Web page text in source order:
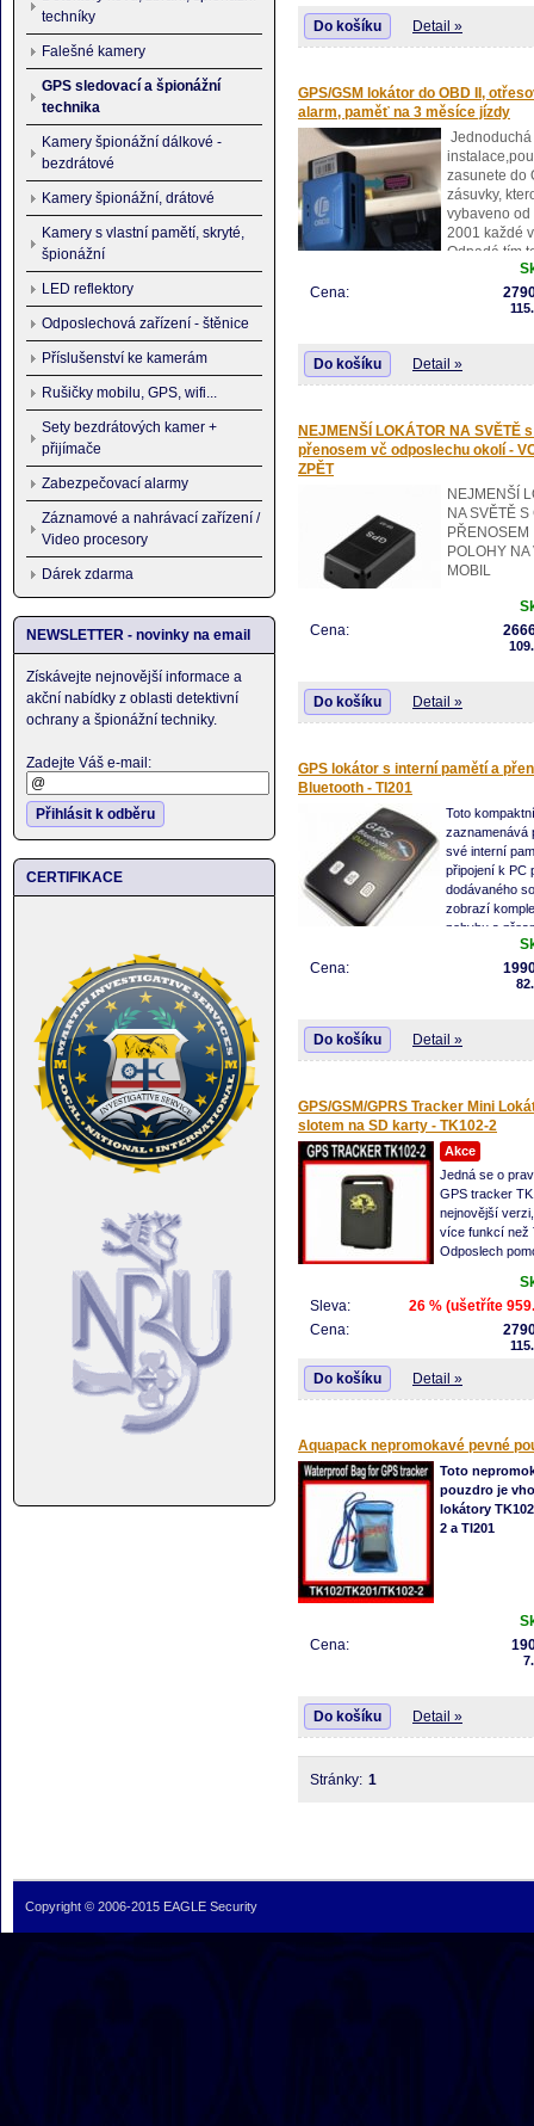
takže nemusíte mít strach, že by ji
odhalil a stále se nabíjí.
volání při detekci hluku/zvuků ve
či určení přesné polohy, kde se
nachází.
Do košíku Detail »
GPS/GSM lokátor do OBD II,
alarm, paměť na 3 měsíce jízdy
Jednoduchá
zasunete do
zásuvky,
vybaveno od
2001 každé
Odpadá tím
kabeláž a
připojování ke zdroji.
Můžete také
Cena:
Do košíku Detail »
NEJMENŠÍ LOKÁTOR NA SVĚTĚ
přenosem vč odposlechu okolí -
ZPĚT
NEJMENŠÍ
NA SVĚTĚ S
PŘENOSEM
POLOHY NA
MOBIL
Cena:
Do košíku Detail »
GPS lokátor s interní pamětí a
Bluetooth - TI201
Toto
zaznamenává
své interní
připojení k PC
dodávaného
zobrazí
pohybu s
několik metrů.
Lokalizátor má tři kontrolky, které
baterie, signál a bluetooth. Výhradně
chytrého telefonu, PDA...
Cena:
Do košíku Detail »
GPS/GSM/GPRS Tracker Mini
slotem na SD karty - TK102-2
Akce
Jedná se o
GPS tracker
nejnovější
více funkcí než
Odposlech
Upozornit na
Rychlostní upozornění
SOS funkce
Funkce SD karty
26 % (ušetříte
Sleva:
Cena:
Do košíku Detail »
Aquapack nepromokavé pevné
Toto
pouzdro je
lokátory
2 a TI201
Cena:
Do košíku Detail »
Stránky: 1
techníky
Falešné kamery
GPS sledovací a špionážní
technika
Kamery špionážní dálkové -
bezdrátové
Kamery špionážní, drátové
Kamery s vlastní pamětí, skryté,
špionážní
LED reflektory
Odposlechová zařízení - štěnice
Příslušenství ke kamerám
Rušičky mobilu, GPS, wifi...
Sety bezdrátových kamer +
přijímače
Zabezpečovací alarmy
Záznamové a nahrávací zařízení /
Video procesory
Dárek zdarma
NEWSLETTER - novinky na email
Získávejte nejnovější informace a
akční nabídky z oblasti detektivní
ochrany a špionážní techniky.
Zadejte Váš e-mail:
Přihlásit k odběru
CERTIFIKACE
Copyright © 2006-2015 EAGLE Security